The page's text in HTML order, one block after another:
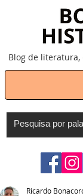
Blog de
Ricardo